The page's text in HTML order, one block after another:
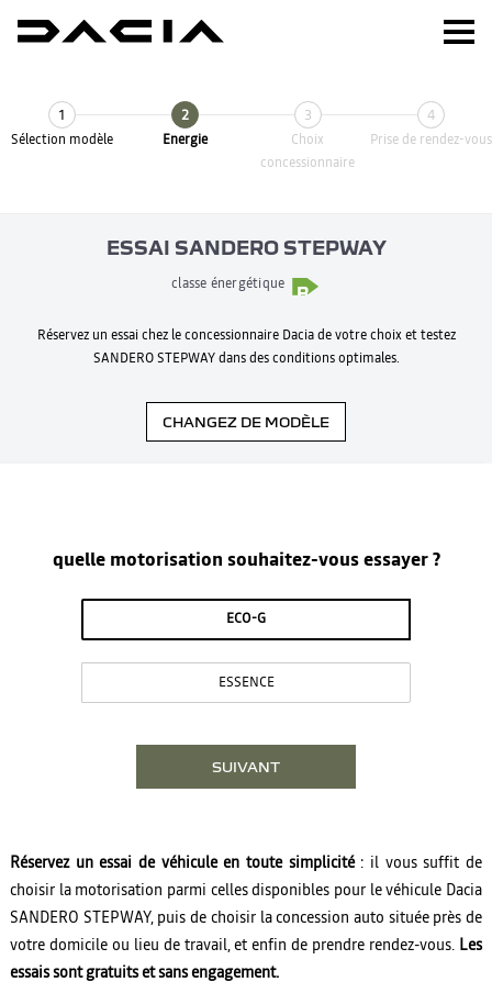
1
Sélection modèle
2
Energie
3
Choix
concessionnaire
4
Prise de rendez-vous
ESSAI SANDERO STEPWAY
classe énergétique
B
Réservez un essai chez le concessionnaire Dacia de votre choix et testez
SANDERO STEPWAY dans des conditions optimales.
CHANGEZ DE MODÈLE
quelle motorisation souhaitez-vous essayer ?
ECO-G
ESSENCE
SUIVANT
Réservez un essai de véhicule en toute simplicité : il vous suffit de
choisir la motorisation parmi celles disponibles pour le véhicule Dacia
SANDERO STEPWAY, puis de choisir la concession auto située près de
votre domicile ou lieu de travail, et enfin de prendre rendez-vous.
Les
essais sont gratuits et sans engagement.